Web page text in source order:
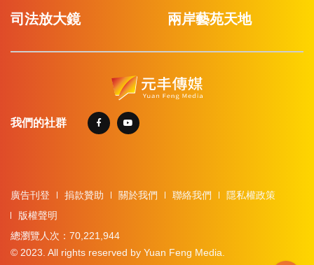
司法放大鏡 兩岸藝苑天地
我們的社群
廣告刊登 捐款贊助 關於我們 聯絡我們
隱私權政策
版權聲明
總瀏覽人次：70,221,944
© 2023. All rights reserved by Yuan Feng Media.